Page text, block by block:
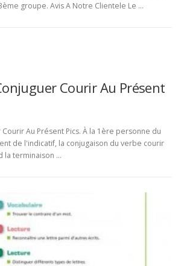
groupe. Avis A Notre Clientele Le …
Courir Au Présent
Au Présent Pics. À la 1ère personne du
de l'indicatif, la conjugaison du verbe courir
la terminaison …